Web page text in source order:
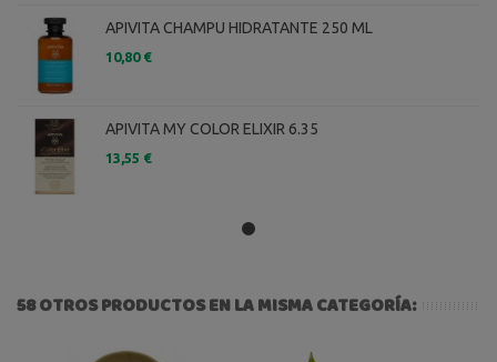
APIVITA CHAMPU HIDRATANTE 250 ML
10,80 €
APIVITA MY COLOR ELIXIR 6.35
13,55 €
58 OTROS PRODUCTOS EN LA MISMA CATEGORÍA: